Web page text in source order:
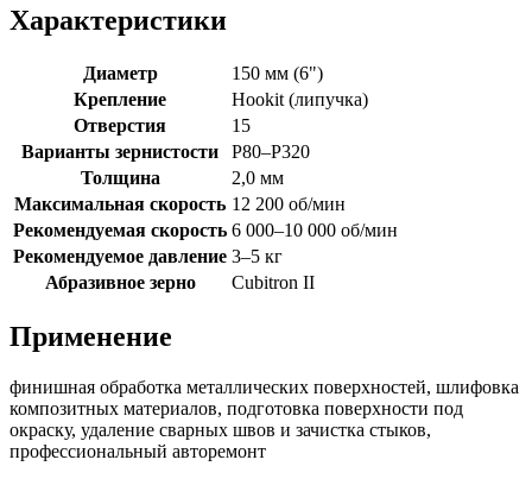
Характеристики
Диаметр
150 мм (6")
Крепление
Hookit (липучка)
Отверстия
15
Варианты зернистости
P80–P320
Толщина
2,0 мм
Максимальная скорость 12 200 об/мин
Рекомендуемая скорость 6 000–10 000 об/мин
Рекомендуемое давление 3–5 кг
Абразивное зерно
Cubitron II
Применение
финишная обработка металлических поверхностей, шлифовка
композитных материалов, подготовка поверхности под
окраску, удаление сварных швов и зачистка стыков,
профессиональный авторемонт